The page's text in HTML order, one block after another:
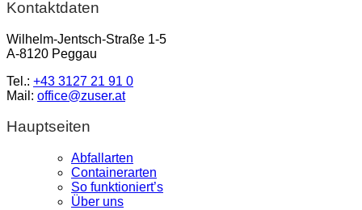
Kontaktdaten
Wilhelm-Jentsch-Straße 1-5
A-8120 Peggau
Tel.: +43 3127 21 91 0
Mail: office@zuser.at
Hauptseiten
Abfallarten
Containerarten
So funktioniert’s
Über uns